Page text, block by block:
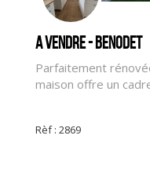
A vendre - BENODET
Parfaitement
maison offre un
Rèf : 2869